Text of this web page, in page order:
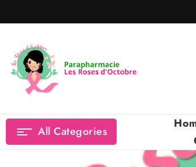
to
All Categories